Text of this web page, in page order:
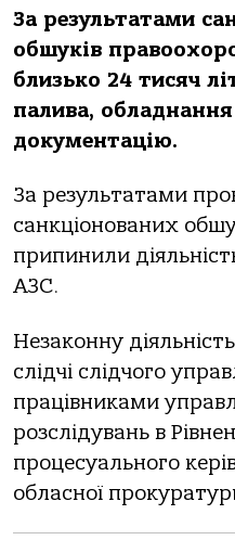
За результатами
обшуків
близько 24 тисяч
палива,
документацію.
За результатами
санкціонованих
припинили
АЗС.
Незаконну
слідчі слідчого
працівниками
розслідувань в
процесуального
обласної